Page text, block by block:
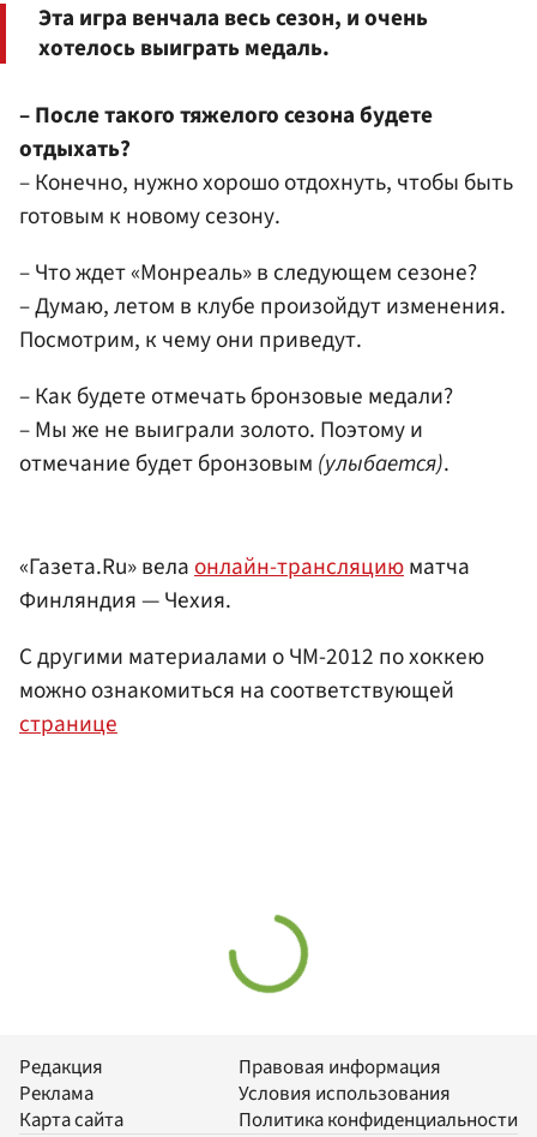
Эта игра венчала весь сезон, и очень
хотелось выиграть медаль.
– После такого тяжелого сезона будете
отдыхать?
– Конечно, нужно хорошо отдохнуть, чтобы быть
готовым к новому сезону.
– Что ждет «Монреаль» в следующем сезоне?
– Думаю, летом в клубе произойдут изменения.
Посмотрим, к чему они приведут.
– Как будете отмечать бронзовые медали?
– Мы же не выиграли золото. Поэтому и
отмечание будет бронзовым (улыбается).
«Газета.Ru» велаонлайн-трансляциюматча
Финляндия — Чехия.
С другими материалами о ЧМ-2012 по хоккею
можно ознакомиться на соответствующей
странице
Редакция
Реклама
Карта сайта
Правовая информация
Условия использования
Политика конфиденциальности